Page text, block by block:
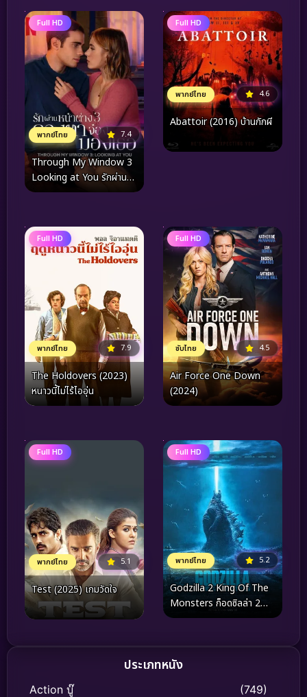
Full HD
พากย์ไทย 7.4
Through My Window 3
Looking at You รักผ่าน
หน้าต่าง ดวงตาจ้องมอง
Full HD
พากย์ไทย 4.6
Abattoir (2016) บ้านกักผี
Full HD
พากย์ไทย 7.9
The Holdovers (2023)
หนาวนี้ไม่ไร้ไออุ่น
Full HD
ซับไทย 4.5
Air Force One Down
(2024)
Full HD
พากย์ไทย 5.1
Test (2025) เกมวัดใจ
Full HD
พากย์ไทย 5.2
Godzilla 2 King Of The
Monsters ก็อดซิลล่า 2
ราชันแห่งมอนสเตอร์
ประเภทหนัง
Action บู๊ (749)